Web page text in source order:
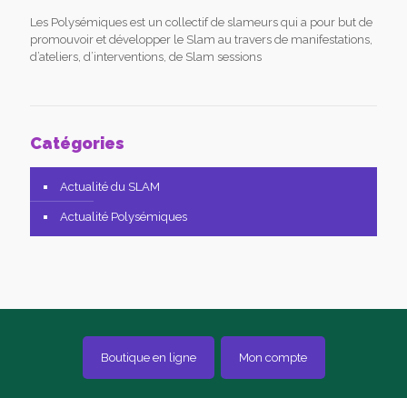
Les Polysémiques est un collectif de slameurs qui a pour but de
promouvoir et développer le Slam au travers de manifestations,
d’ateliers, d’interventions, de Slam sessions
Catégories
Actualité du SLAM
Actualité Polysémiques
Boutique en ligne Mon compte